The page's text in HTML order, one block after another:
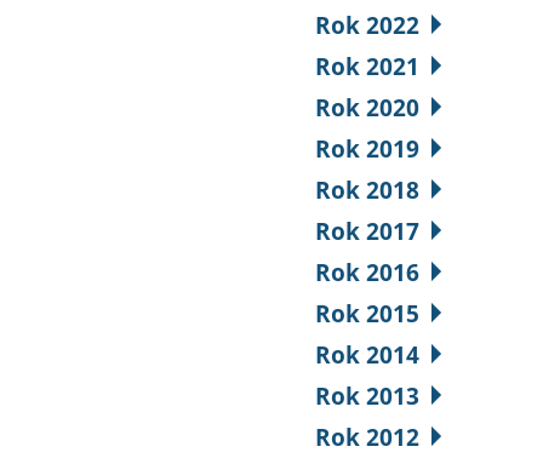
Rok 2022
Rok 2021
Rok 2020
Rok 2019
Rok 2018
Rok 2017
Rok 2016
Rok 2015
Rok 2014
Rok 2013
Rok 2012